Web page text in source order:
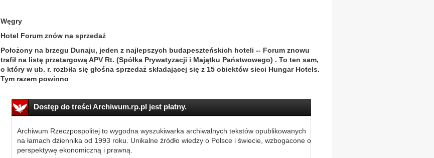
Węgry
Hotel Forum znów na sprzedaż
Położony na brzegu Dunaju, jeden z najlepszych budapeszteńskich hoteli -- Forum znowu
trafił na listę przetargową APV Rt. (Spółka Prywatyzacji i Majątku Państwowego) . To ten sam,
o który w ub. r. rozbiła się głośna sprzedaż składającej się z 15 obiektów sieci Hungar Hotels.
Tym razem powinno
Dostęp do treści Archiwum.rp.pl jest płatny.
Archiwum Rzeczpospolitej to wygodna wyszukiwarka archiwalnych tekstów opublikowanych
na łamach dziennika od 1993 roku. Unikalne źródło wiedzy o Polsce i świecie, wzbogacone o
perspektywę ekonomiczną i prawną.